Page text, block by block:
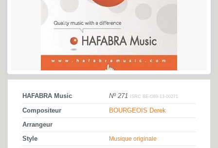
HAFABRA Music Nº 271 ISRC BE-O89-13-00271
Compositeur BOURGEOIS Derek
Arrangeur
Style Musique originale